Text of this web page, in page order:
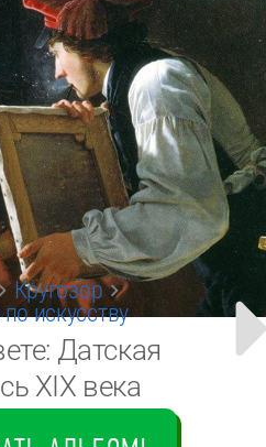
Кругозор
искусству
Датская
XIX века